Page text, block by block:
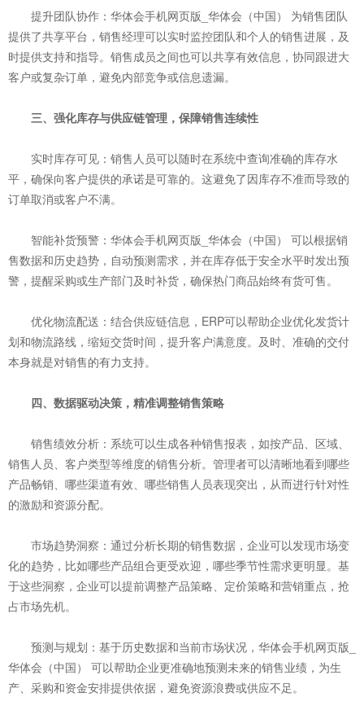
提升团队协作：华体会手机网页版_华体会（中国） 为销售团队
提供了共享平台，销售经理可以实时监控团队和个人的销售进展，及
时提供支持和指导。销售成员之间也可以共享有效信息，协同跟进大
客户或复杂订单，避免内部竞争或信息遗漏。
三、强化库存与供应链管理，保障销售连续性
实时库存可见：销售人员可以随时在系统中查询准确的库存水
平，确保向客户提供的承诺是可靠的。这避免了因库存不准而导致的
订单取消或客户不满。
智能补货预警：华体会手机网页版_华体会（中国） 可以根据销
售数据和历史趋势，自动预测需求，并在库存低于安全水平时发出预
警，提醒采购或生产部门及时补货，确保热门商品始终有货可售。
优化物流配送：结合供应链信息，ERP可以帮助企业优化发货计
划和物流路线，缩短交货时间，提升客户满意度。及时、准确的交付
本身就是对销售的有力支持。
四、数据驱动决策，精准调整销售策略
销售绩效分析：系统可以生成各种销售报表，如按产品、区域、
销售人员、客户类型等维度的销售分析。管理者可以清晰地看到哪些
产品畅销、哪些渠道有效、哪些销售人员表现突出，从而进行针对性
的激励和资源分配。
市场趋势洞察：通过分析长期的销售数据，企业可以发现市场变
化的趋势，比如哪些产品组合更受欢迎，哪些季节性需求更明显。基
于这些洞察，企业可以提前调整产品策略、定价策略和营销重点，抢
占市场先机。
预测与规划：基于历史数据和当前市场状况，华体会手机网页版_
华体会（中国） 可以帮助企业更准确地预测未来的销售业绩，为生
产、采购和资金安排提供依据，避免资源浪费或供应不足。